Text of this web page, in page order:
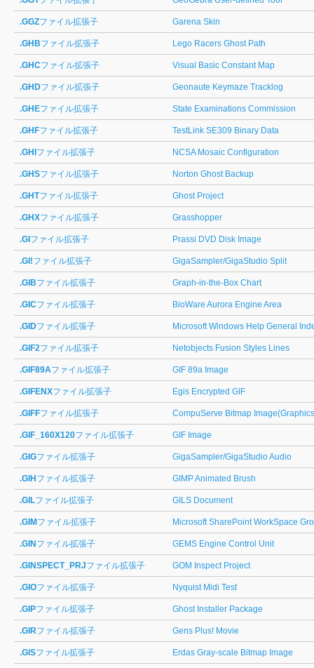
.GGZファイル拡張子 Garena Skin
.GHBファイル拡張子 Lego Racers Ghost Path
.GHCファイル拡張子 Visual Basic Constant Map
.GHDファイル拡張子 Geonaute Keymaze Tracklog
.GHEファイル拡張子 State Examinations Commission
.GHFファイル拡張子 TestLink SE309 Binary Data
.GHI ファイル拡張子 NCSA Mosaic Configuration
.GHSファイル拡張子 Norton Ghost Backup
.GHTファイル拡張子 Ghost Project
.GHXファイル拡張子 Grasshopper
.GI ファイル拡張子 Prassi DVD Disk Image
.GI!ファイル拡張子 GigaSampler/GigaStudio Split
.GIBファイル拡張子 Graph-in-the-Box Chart
.GICファイル拡張子 BioWare Aurora Engine Area
.GIDファイル拡張子 Microsoft Windows Help General
.GIF2ファイル拡張子 Netobjects Fusion Styles Lines
.GIF89Aファイル拡張子 GIF 89a Image
.GIFENXファイル拡張子 Egis Encrypted GIF
.GIFFファイル拡張子 CompuServe Bitmap
.GIF_160X120ファイル拡張子 GIF Image
.GIGファイル拡張子 GigaSampler/GigaStudio Audio
.GIH ファイル拡張子 GIMP Animated Brush
.GILファイル拡張子 GILS Document
.GIM ファイル拡張子 Microsoft SharePoint WorkSpace
.GIN ファイル拡張子 GEMS Engine Control Unit
.GINSPECT_PRJファイル拡張子 GOM Inspect Project
.GIOファイル拡張子 Nyquist Midi Test
.GIPファイル拡張子 Ghost Installer Package
.GIRファイル拡張子 Gens Plus! Movie
.GISファイル拡張子 Erdas Gray-scale Bitmap Image